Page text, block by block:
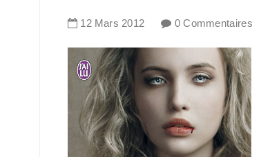
12 Mars 2012 0 Commentaires